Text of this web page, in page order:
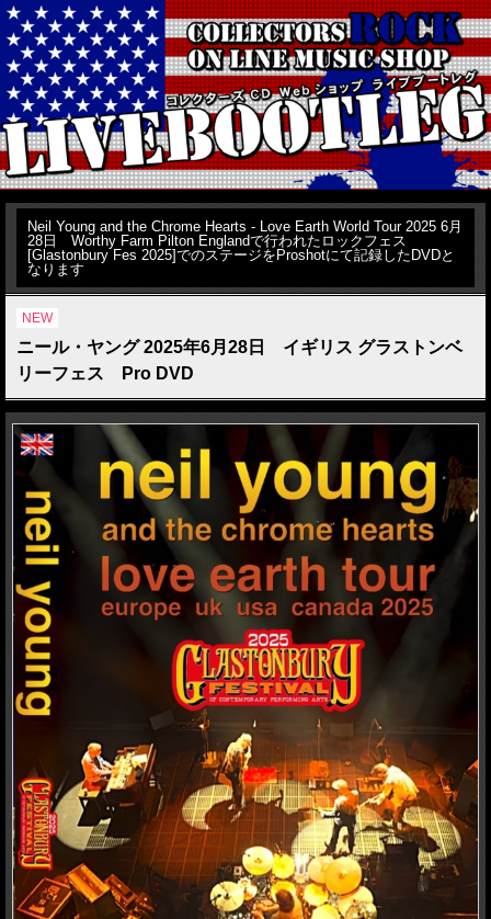
Neil Young and the Chrome Hearts - Love Earth World Tour 2025 6月
28日 Worthy Farm Pilton Englandで行われたロックフェス
[Glastonbury Fes 2025]でのステージをProshotにて記録したDVDと
なります
NEW
ニール・ヤング 2025年6月28日 イギリス グラストンベ
リーフェス Pro DVD